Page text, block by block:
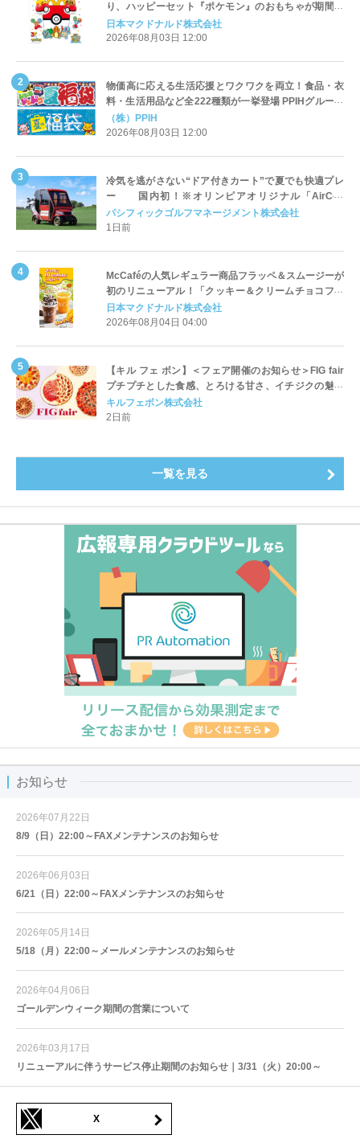
り、ハッピーセット『ポケモン』のおもちゃが期間限
定登場
日本マクドナルド株式会社
2026年08月03日 12:00
物価高に応える生活応援とワクワクを両立！食品・衣
料・生活用品など全222種類が一挙登場 PPIHグループ
「夏福袋」＆セール 8月6日(木)より順次スタート
（株）PPIH
2026年08月03日 12:00
冷気を逃がさない“ドア付きカート”で夏でも快適プレ
ー 国内初！※オリンピアオリジナル「AirCon
Cart（エアコンカート）」導入 | ＰＧＭ
パシフィックゴルフマネージメント株式会社
1日前
McCaféの人気レギュラー商品フラッペ＆スムージーが
初のリニューアル！「クッキー＆クリームチョコフラ
ッペ」「マンゴースムージー」8月5日（水）から販売
開始
日本マクドナルド株式会社
2026年08月04日 04:00
【キル フェ ボン】＜フェア開催のお知らせ＞FIG fair
プチプチとした食感、とろける甘さ、イチジクの魅力
をたっぷりと。新作を含め、イチジク尽くしの全4種が
登場8月20日（木）スタート
キルフェボン株式会社
2日前
一覧を見る
お知らせ
2026年07月22日
8/9（日）22:00～FAXメンテナンスのお知らせ
2026年06月03日
6/21（日）22:00～FAXメンテナンスのお知らせ
2026年05月14日
5/18（月）22:00～メールメンテナンスのお知らせ
2026年04月06日
ゴールデンウィーク期間の営業について
2026年03月17日
リニューアルに伴うサービス停止期間のお知らせ｜3/31（火）20:00～
X